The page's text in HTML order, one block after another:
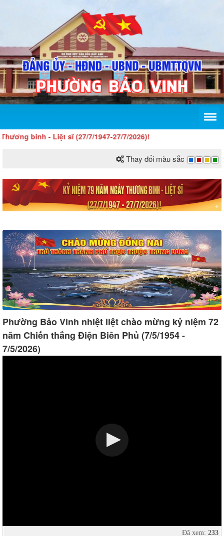
binh - Liệt sĩ (27/7/1947-27/7/2026)!
Thay đổi màu sắc
Phường Bảo Vinh nhiệt liệt chào mừng kỷ niệm 72
năm Chiến thắng Điện Biên Phủ (7/5/1954 -
7/5/2026)
Đã xem: 233